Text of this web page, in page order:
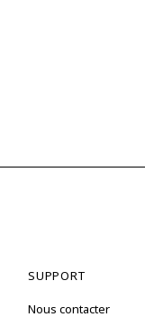
SUPPORT
Nous contacter